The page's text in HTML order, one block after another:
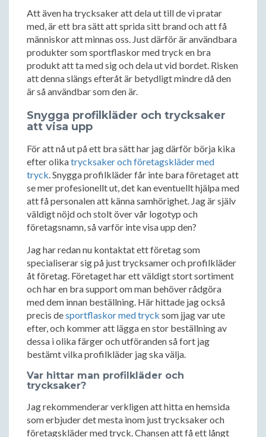
Att även ha trycksaker att dela ut till de vi pratar
med, är ett bra sätt att sprida sitt brand och att få
människor att minnas oss. Just därför är användbara
produkter som sportflaskor med tryck en bra
produkt att ta med sig och dela ut vid bordet. Risken
att denna slängs efteråt är betydligt mindre då den
är så användbar som den är.
Snygga profilkläder och trycksaker
att visa upp
För att nå ut på ett bra sätt har jag därför börja kika
efter olikatrycksaker och företagskläder med
tryck. Snygga profilkläder får inte bara företaget att
se mer profesionellt ut, det kan eventuellt hjälpa med
att få personalen att känna samhörighet. Jag är själv
väldigt nöjd och stolt över vår logotyp och
företagsnamn, så varför inte visa upp den?
Jag har redan nu kontaktat ett företag som
specialiserar sig på just trycksamer och profilkläder
åt företag. Företaget har ett väldigt stort sortiment
och har en bra support om man behöver rådgöra
med dem innan beställning. Här hittade jag också
precis desportflaskor med tryck som jjag var ute
efter, och kommer att lägga en stor beställning av
dessa i olika färger och utföranden så fort jag
bestämt vilka profilkläder jag ska välja.
Var hittar man profilkläder och
trycksaker?
Jag rekommenderar verkligen att hitta en hemsida
som erbjuder det mesta inom just trycksaker och
företagskläder med tryck. Chansen att få ett långt